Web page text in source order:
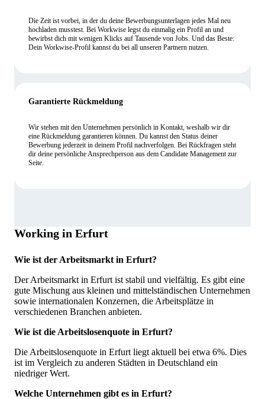
Die Zeit ist vorbei, in der du deine Bewerbungsunterlagen jedes Mal neu
hochladen musstest. Bei Workwise legst du einmalig ein Profil an und
bewirbst dich mit wenigen Klicks auf Tausende von Jobs. Und das Beste:
Dein Workwise-Profil kannst du bei all unseren Partnern nutzen.
Garantierte Rückmeldung
Wir stehen mit den Unternehmen persönlich in Kontakt, weshalb wir dir
eine Rückmeldung garantieren können. Du kannst den Status deiner
Bewerbung jederzeit in deinem Profil nachverfolgen. Bei Rückfragen steht
dir deine persönliche Ansprechperson aus dem Candidate Management zur
Seite.
Working in Erfurt
Wie ist der Arbeitsmarkt in Erfurt?
Der Arbeitsmarkt in Erfurt ist stabil und vielfältig. Es gibt eine
gute Mischung aus kleinen und mittelständischen Unternehmen
sowie internationalen Konzernen, die Arbeitsplätze in
verschiedenen Branchen anbieten.
Wie ist die Arbeitslosenquote in Erfurt?
Die Arbeitslosenquote in Erfurt liegt aktuell bei etwa 6%. Dies
ist im Vergleich zu anderen Städten in Deutschland ein
niedriger Wert.
Welche Unternehmen gibt es in Erfurt?